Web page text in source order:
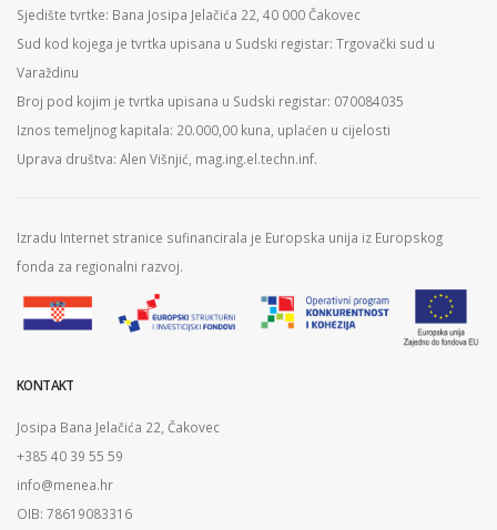
Sjedište tvrtke: Bana Josipa Jelačića 22, 40 000 Čakovec
Sud kod kojega je tvrtka upisana u Sudski registar: Trgovački sud u
Varaždinu
Broj pod kojim je tvrtka upisana u Sudski registar: 070084035
Iznos temeljnog kapitala: 20.000,00 kuna, uplaćen u cijelosti
Uprava društva: Alen Višnjić, mag.ing.el.techn.inf.
Izradu Internet stranice sufinancirala je Europska unija iz Europskog
fonda za regionalni razvoj.
KONTAKT
Josipa Bana Jelačića 22, Čakovec
+385 40 39 55 59
info@menea.hr
OIB: 78619083316